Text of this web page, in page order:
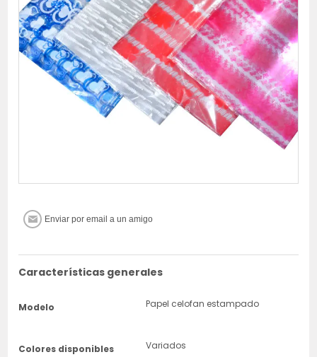
Características generales
Modelo Papel celofan estampado
Colores disponibles Variados